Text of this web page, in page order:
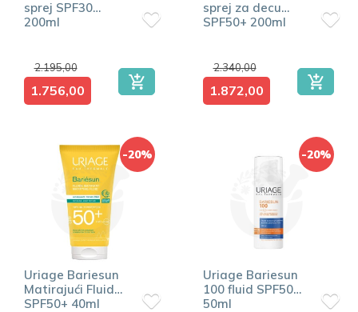
sprej SPF30
200ml
2.195,00
1.756,00
sprej za decu
SPF50+ 200ml
2.340,00
1.872,00
-20%
Uriage Bariesun
Matirajući Fluid
SPF50+ 40ml
-20%
Uriage Bariesun
100 fluid SPF50+
50ml